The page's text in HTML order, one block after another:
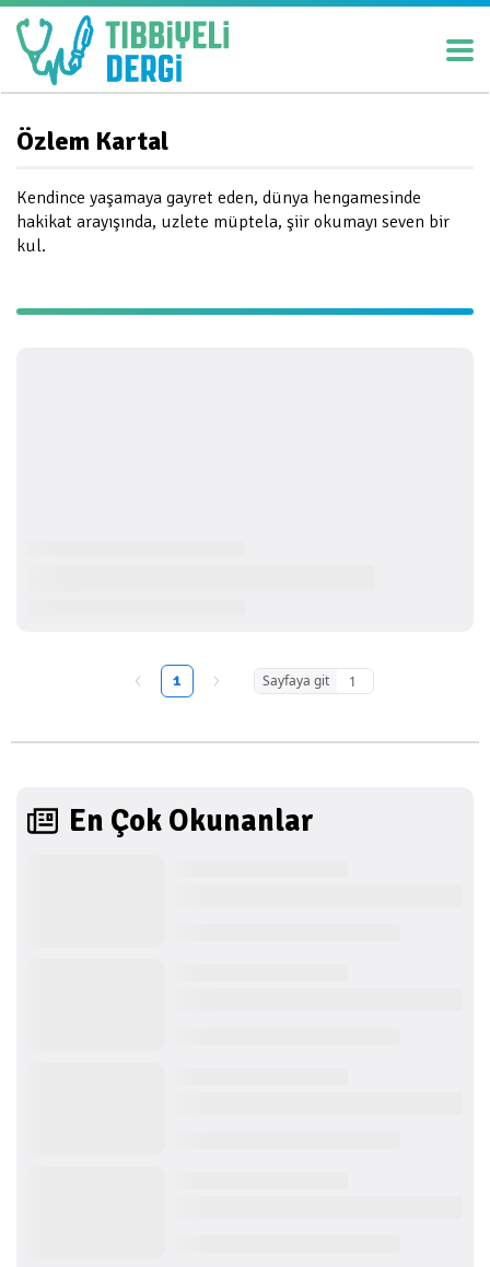
Özlem Kartal
Kendince yaşamaya gayret eden, dünya hengamesinde
hakikat arayışında, uzlete müptela, şiir okumayı seven bir
kul.
1 Sayfaya git
En Çok Okunanlar